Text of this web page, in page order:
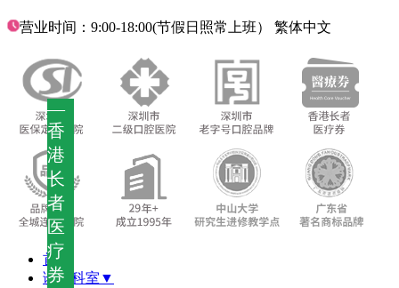
—
香
港
长
者
医
疗
券
营业时间：9:00-18:00(节假日照常上班） 繁体中文
首页
诊疗科室▼